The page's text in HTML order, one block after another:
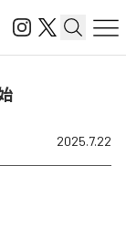
2025.7.22